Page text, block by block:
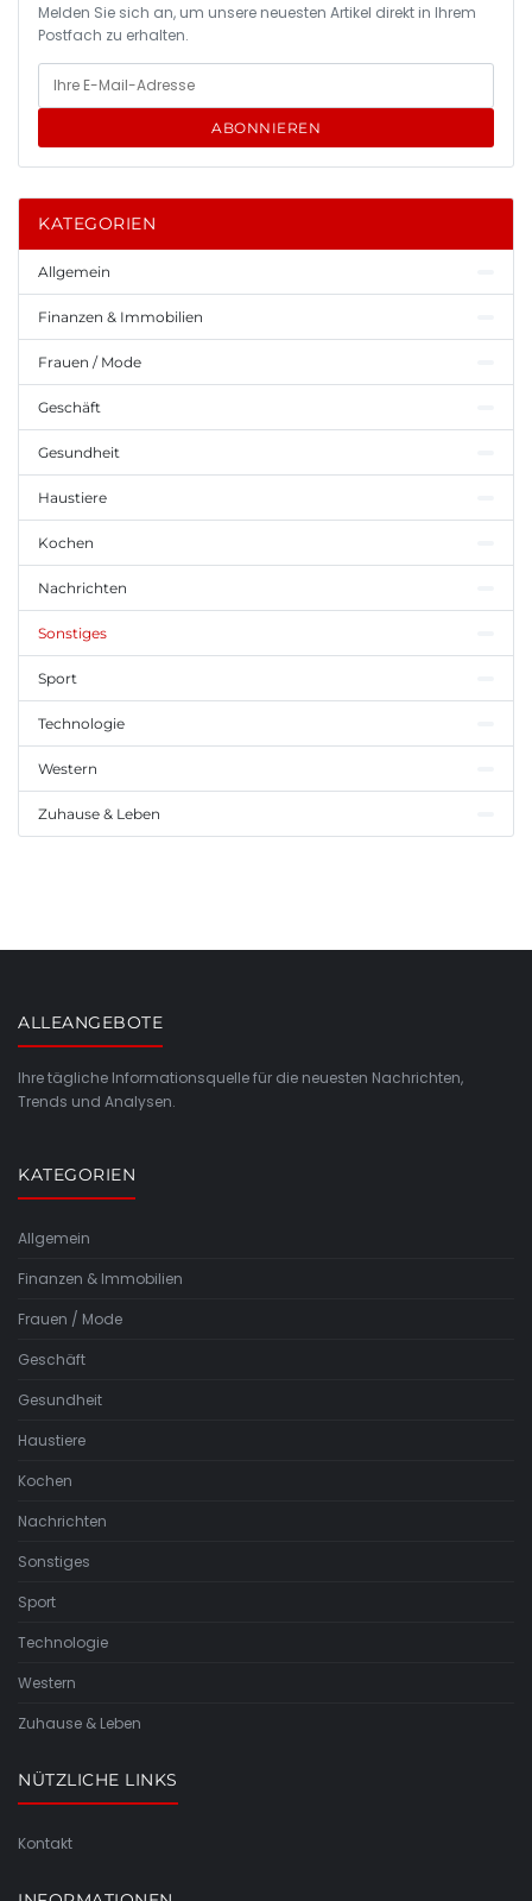
Melden Sie sich an, um unsere neuesten Artikel direkt in Ihrem
Postfach zu erhalten.
ABONNIEREN
KATEGORIEN
Allgemein
Finanzen & Immobilien
Frauen / Mode
Geschäft
Gesundheit
Haustiere
Kochen
Nachrichten
Sonstiges
Sport
Technologie
Western
Zuhause & Leben
ALLEANGEBOTE
Ihre tägliche Informationsquelle für die neuesten Nachrichten,
Trends und Analysen.
KATEGORIEN
Allgemein
Finanzen & Immobilien
Frauen / Mode
Geschäft
Gesundheit
Haustiere
Kochen
Nachrichten
Sonstiges
Sport
Technologie
Western
Zuhause & Leben
NÜTZLICHE LINKS
Kontakt